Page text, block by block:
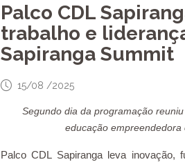
Palco CDL
trabalho e
Sapiranga Summit
15/08 /2025
Segundo dia da programação
educação
Palco CDL Sapiranga leva inovação,